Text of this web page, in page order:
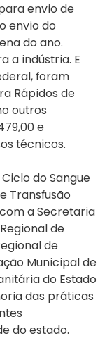
envio de
envio do
do ano.
a indústria. E
foram
Rápidos de
outros
e
técnicos.
do Sangue
Transfusão
a Secretaria
de
de
Municipal de
do Estado
das práticas
do estado.